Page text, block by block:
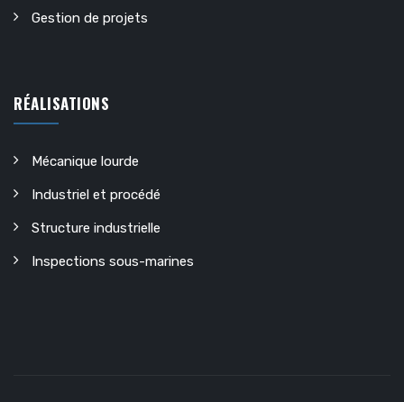
Gestion de projets
RÉALISATIONS
Mécanique lourde
Industriel et procédé
Structure industrielle
Inspections sous-marines